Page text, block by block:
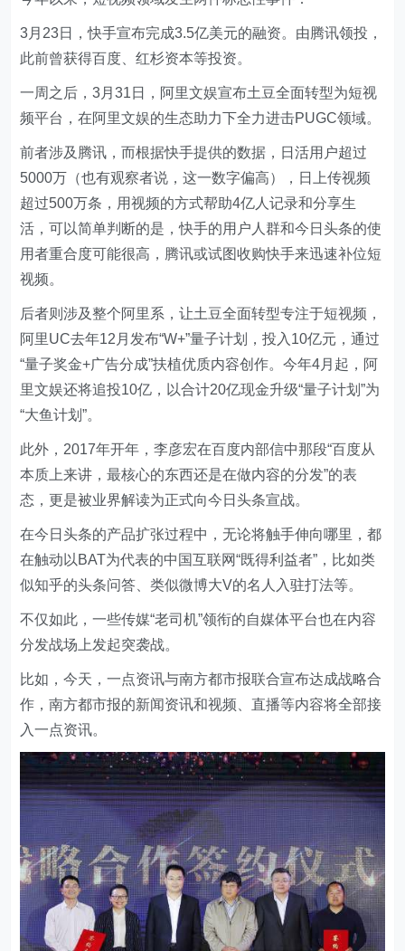
3月23日，快手宣布完成3.5亿美元的融资。由腾讯领投，
此前曾获得百度、红杉资本等投资。
一周之后，3月31日，阿里文娱宣布土豆全面转型为短视
频平台，在阿里文娱的生态助力下全力进击PUGC领域。
前者涉及腾讯，而根据快手提供的数据，日活用户超过
5000万（也有观察者说，这一数字偏高），日上传视频
超过500万条，用视频的方式帮助4亿人记录和分享生
活，可以简单判断的是，快手的用户人群和今日头条的使
用者重合度可能很高，腾讯或试图收购快手来迅速补位短
视频。
后者则涉及整个阿里系，让土豆全面转型专注于短视频，
阿里UC去年12月发布“W+”量子计划，投入10亿元，通过
“量子奖金+广告分成”扶植优质内容创作。今年4月起，阿
里文娱还将追投10亿，以合计20亿现金升级“量子计划”为
“大鱼计划”。
此外，2017年开年，李彦宏在百度内部信中那段“百度从
本质上来讲，最核心的东西还是在做内容的分发”的表
态，更是被业界解读为正式向今日头条宣战。
在今日头条的产品扩张过程中，无论将触手伸向哪里，都
在触动以BAT为代表的中国互联网“既得利益者”，比如类
似知乎的头条问答、类似微博大V的名人入驻打法等。
不仅如此，一些传媒“老司机”领衔的自媒体平台也在内容
分发战场上发起突袭战。
比如，今天，一点资讯与南方都市报联合宣布达成战略合
作，南方都市报的新闻资讯和视频、直播等内容将全部接
入一点资讯。